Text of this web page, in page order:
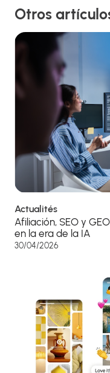
Otros
Actualités
Afiliación, SEO y
en la era de la IA
30/04/2026